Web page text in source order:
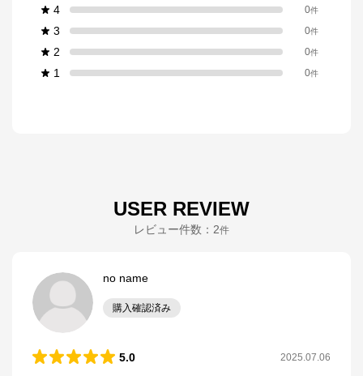
4 0件
3 0件
2 0件
1 0件
USER REVIEW
レビュー件数： 2件
no name
購入確認済み
5.0 2025.07.06